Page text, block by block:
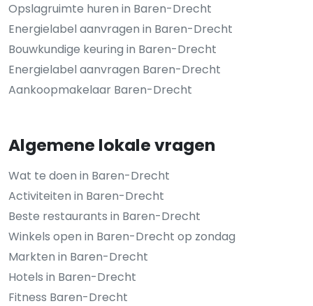
Opslagruimte huren in Baren-Drecht
Energielabel aanvragen in Baren-Drecht
Bouwkundige keuring in Baren-Drecht
Energielabel aanvragen Baren-Drecht
Aankoopmakelaar Baren-Drecht
Algemene lokale vragen
Wat te doen in Baren-Drecht
Activiteiten in Baren-Drecht
Beste restaurants in Baren-Drecht
Winkels open in Baren-Drecht op zondag
Markten in Baren-Drecht
Hotels in Baren-Drecht
Fitness Baren-Drecht